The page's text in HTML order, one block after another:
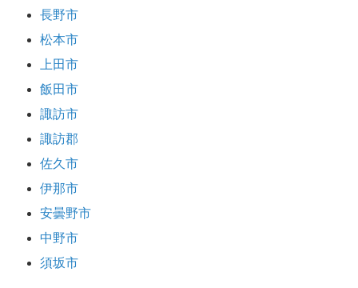
長野市
松本市
上田市
飯田市
諏訪市
諏訪郡
佐久市
伊那市
安曇野市
中野市
須坂市